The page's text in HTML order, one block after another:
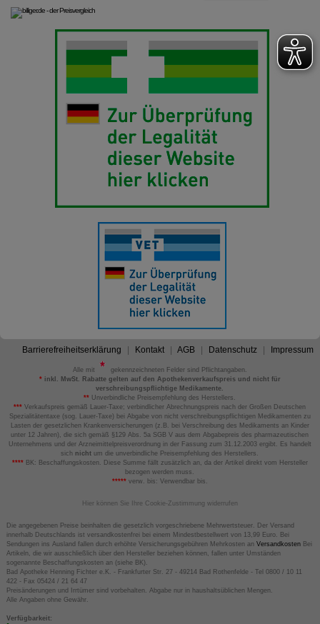
Barrierefreiheitserklärung Kontakt AGB Datenschutz Impressum
Alle mit
gekennzeichneten Felder sind Pflichtangaben.
*inkl. MwSt. Rabatte gelten auf den Apothekenverkaufspreis und nicht für
verschreibungspflichtige Medikamente.
** Unverbindliche Preisempfehlung des Herstellers.
*** Verkaufspreis gemäß Lauer-Taxe; verbindlicher Abrechnungspreis nach der Großen Deutschen
Spezialitätentaxe (sog. Lauer-Taxe) bei Abgabe von nicht verschreibungspflichtigen Medikamenten zu
Lasten der gesetzlichen Krankenversicherungen (z.B. bei Verschreibung des Medikaments an Kinder
unter 12 Jahren), die sich gemäß §129 Abs. 5a SGB V aus dem Abgabepreis des pharmazeutischen
Unternehmens und der Arzneimittelpreisverordnung in der Fassung zum 31.12.2003 ergibt. Es handelt
sich nicht um die unverbindliche Preisempfehlung des Herstellers.
****BK: Beschaffungskosten. Diese Summe fällt zusätzlich an, da der Artikel direkt vom Hersteller
bezogen werden muss.
*****verw. bis: Verwendbar bis.
Hier können Sie Ihre Cookie-Zustimmung widerrufen
Die angegebenen Preise beinhalten die gesetzlich vorgeschriebene Mehrwertsteuer. Der Versand
innerhalb Deutschlands ist versandkostenfrei bei einem Mindestbestellwert von 13,99 Euro. Bei
Sendungen ins Ausland fallen durch erhöhte Versicherungsgebühren Mehrkosten an VersandkostenBei
Artikeln, die wir ausschließlich über den Hersteller beziehen können, fallen unter Umständen
sogenannte Beschaffungskosten an (siehe BK).
Bad Apotheke Henning Fichter e.K. - Frankfurter Str. 27 - 49214 Bad Rothenfelde - Tel 0800 / 10 11
422 - Fax 05424 / 21 64 47
Preisänderungen und Irrtümer sind vorbehalten. Abgabe nur in haushaltsüblichen Mengen.
Alle Angaben ohne Gewähr.
Verfügbarkeit: